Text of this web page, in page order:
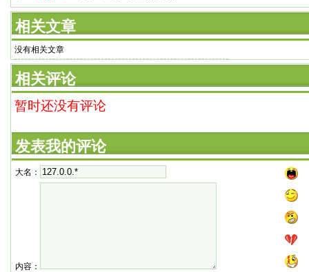
相关文章
没有相关文章
相关评论
暂时还没有评论
发表我的评论
大名：
内容：